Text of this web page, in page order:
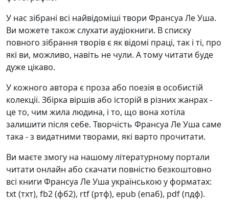
У нас зібрані всі найвідоміші твори Франсуа Ле Уша.
Ви можете також слухати аудіокниги. В списку
повного зібрання творів є як відомі праці, так і ті, про
які ви, можливо, навіть не чули. А тому читати буде
дуже цікаво.
У кожного автора є проза або поезія в особистій
колекції. Збірка віршів або історій в різних жанрах -
це то, чим жила людина, і то, що вона хотіла
залишити після себе. Творчість Франсуа Ле Уша саме
така - з видатними творами, які варто прочитати.
Ви маєте змогу на нашому літературному портали
читати онлайн або скачати повністю безкоштовно
всі книги Франсуа Ле Уша українською у форматах:
txt (тхт), fb2 (фб2), rtf (ртф), epub (епаб), pdf (пдф).